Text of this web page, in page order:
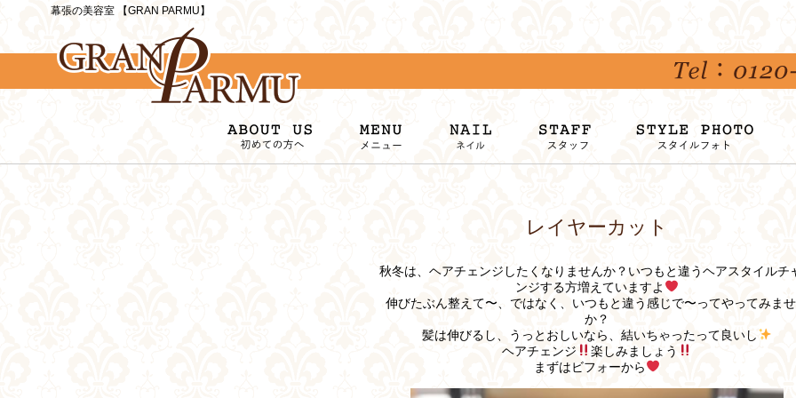
幕張の美容室 【GRAN PARMU】
レイヤーカット
秋冬は、ヘアチェンジしたくなりませんか？いつもと違うヘアスタイルチ
ンジする方増えていますよ
伸びたぶん整えて〜、ではなく、いつもと違う感じで〜ってやってみま
か？
髪は伸びるし、うっとおしいなら、結いちゃったって良いし
ヘアチェンジ
楽しみましょう
まずはビフォーから